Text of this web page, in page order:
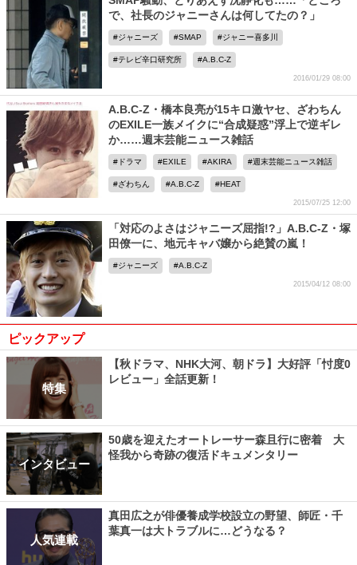
で、社長のジャニーさんは何してたの？」
ジャニーズ SMAP ジャニー喜多川
テレビ辛口研究所 A.B.C-Z
2016/01/29 08:00
A.B.C-Z・橋本良亮が15キロ激ヤセ、ざわちん
のEXILE一族メイクに“合成疑惑”浮上で逆ギレ
か……週末芸能ニュース雑話
ドラマ EXILE AKIRA 週末芸能ニュース雑話
ざわちん A.B.C-Z HEAT
2015/07/25 12:00
「対応のよさはジャニーズ屈指!?」A.B.C-Z・塚
田僚一に、地元キャバ嬢から絶賛の嵐！
ジャニーズ A.B.C-Z
2015/04/12 08:00
ピックアップ
特集
【秋ドラマ、NHK大河、朝ドラ】大好評「忖度0
レビュー」全話更新！
インタビュー
50歳を迎えたオートレーサー森且行に密着 大
怪我から奇跡の復活ドキュメンタリー
人気連載
真田広之が俳優養成学校設立の野望、師匠・千
葉真一は大トラブルに…どうなる？